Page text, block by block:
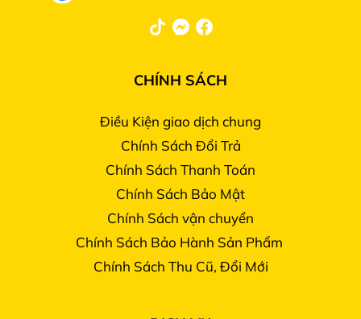
CHÍNH SÁCH
Điều Kiện giao dịch chung
Chính Sách Đổi Trả
Chính Sách Thanh Toán
Chính Sách Bảo Mật
Chính Sách vận chuyển
Chính Sách Bảo Hành Sản Phẩm
Chính Sách Thu Cũ, Đổi Mới